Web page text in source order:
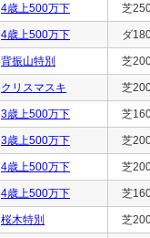
4歳上500万下 芝
4歳上500万下 ダ
背振山特別 芝
クリスマスキ 芝
3歳上500万下 芝
3歳上500万下 芝
4歳上500万下 芝
4歳上500万下 芝
桜木特別 芝